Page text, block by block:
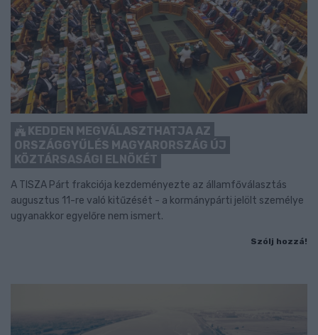
KEDDEN MEGVÁLASZTHATJA AZ
ORSZÁGGYŰLÉS MAGYARORSZÁG ÚJ
KÖZTÁRSASÁGI ELNÖKÉT
A TISZA Párt frakciója kezdeményezte az államfőválasztás
augusztus 11-re való kitűzését - a kormánypárti jelölt személye
ugyanakkor egyelőre nem ismert.
Szólj hozzá!